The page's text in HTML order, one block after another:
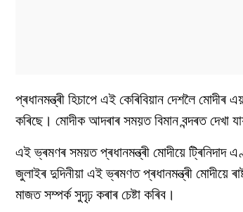
প্ৰধানমন্ত্ৰী হিচাপে এই কেৰিবিয়ান দেশলৈ
কৰিছে। মোদীক আদৰাৰ সময়ত বিমান বন্দৰত
এই ভ্ৰমণৰ সময়ত প্ৰধানমন্ত্ৰী মোদীয়ে ট্ৰিনিদাদ
জুলাইৰ দুদিনীয়া এই ভ্ৰমণত প্ৰধানমন্ত্ৰী মোদীয়ে
মাজত সম্পৰ্ক সুদৃঢ় কৰাৰ চেষ্টা কৰিব।